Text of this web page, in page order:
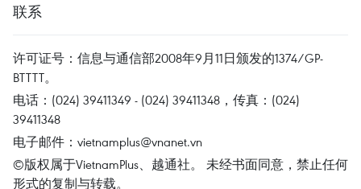
联系
许可证号：信息与通信部2008年9月11日颁发的1374/GP-
BTTTT。
电话：(024) 39411349 - (024) 39411348，传真：(024)
39411348
电子邮件： vietnamplus@vnanet.vn
©版权属于VietnamPlus、越通社。 未经书面同意，禁止任何
形式的复制与转载。